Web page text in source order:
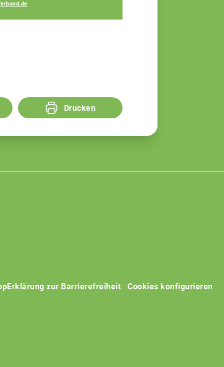
Drucken
Erklärung zur Barrierefreiheit Cookies konfigurieren